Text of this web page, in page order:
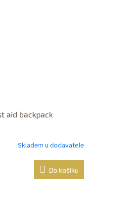
aid backpack
Skladem u dodavatele
Do košíku